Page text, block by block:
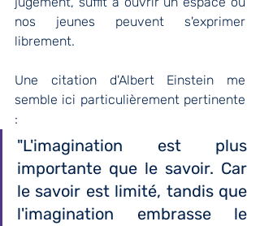
nos jeunes peuvent s'exprimer
librement.
Une citation d'Albert Einstein me
semble ici particulièrement pertinente
:
"L'imagination est plus
importante que le savoir. Car
le savoir est limité, tandis que
l'imagination embrasse le